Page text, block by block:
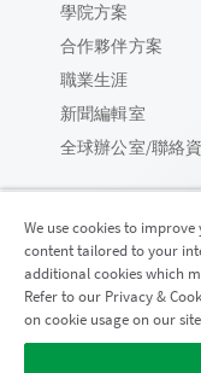
學院方案
合作夥伴方案
職業生涯
新聞編輯室
全球辦公室/聯絡
法律合約 產品
We use cookies to
content tailored to your
additional cookies which
Refer to our Privacy &
on cookie usage on our